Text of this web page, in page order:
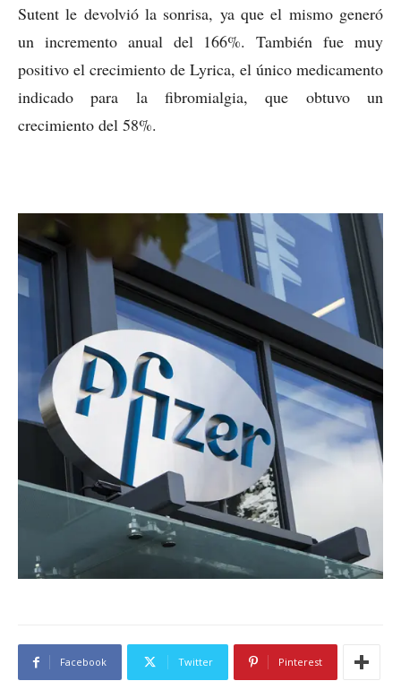
Sutent le devolvió la sonrisa, ya que el mismo generó
un incremento anual del 166%.También fue muy
positivo el crecimiento de Lyrica, el único medicamento
indicado para la fibromialgia, que obtuvo un
crecimiento del 58%.
Facebook Twitter Pinterest